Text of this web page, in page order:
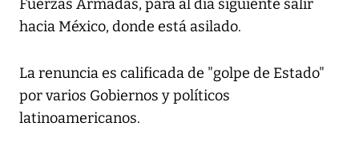
Fuerzas Armadas, para al día siguiente salir
hacia México, donde está asilado.
La renuncia es calificada de "golpe de Estado"
por varios Gobiernos y políticos
latinoamericanos.